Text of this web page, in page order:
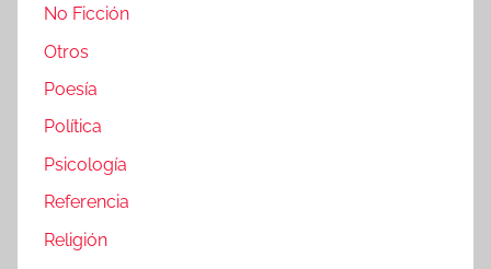
No Ficción
Otros
Poesía
Política
Psicología
Referencia
Religión